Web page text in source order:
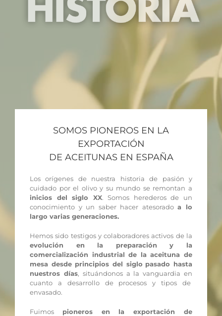
SOMOS PIONEROS EN LA
EXPORTACIÓN
DE ACEITUNAS EN ESPAÑA
Los orígenes de nuestra historia de pasión y
cuidado por el olivo y su mundo se remontan a
inicios del siglo XX. Somos herederos de un
conocimiento y un saber hacer atesoradoa lo
largo varias generaciones.
Hemos sido testigos y colaboradores activos de la
evolución en la preparación y la
comercialización industrial de la aceituna de
mesa desde principios del siglo pasado hasta
nuestros días, situándonos a la vanguardia en
cuanto a desarrollo de procesos y tipos de
envasado.
Fuimos pioneros en la exportación de